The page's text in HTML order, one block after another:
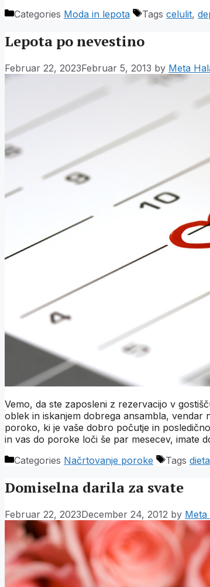
Categories Moda in lepota Tags celulit,
Lepota po nevestino
Februar 22, 2023Februar 5, 2013 by Meta
Vemo, da ste zaposleni z rezervacijo v
oblek in iskanjem dobrega ansambla, vendar
poroko, ki je vaše dobro počutje in
in vas do poroke loči še par mesecev, imate
Categories Načrtovanje poroke Tags dieta
Domiselna darila za svate
Februar 22, 2023December 24, 2012 by Meta